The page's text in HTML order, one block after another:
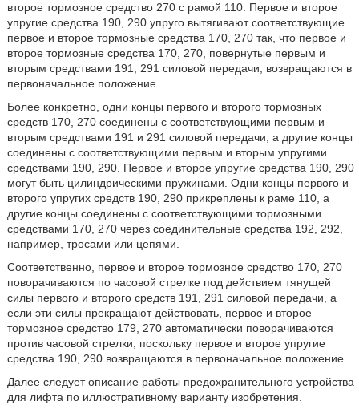
второе тормозное средство 270 с рамой 110. Первое и второе
упругие средства 190, 290 упруго вытягивают соответствующие
первое и второе тормозные средства 170, 270 так, что первое и
второе тормозные средства 170, 270, повернутые первым и
вторым средствами 191, 291 силовой передачи, возвращаются в
первоначальное положение.
Более конкретно, одни концы первого и второго тормозных
средств 170, 270 соединены с соответствующими первым и
вторым средствами 191 и 291 силовой передачи, а другие концы
соединены с соответствующими первым и вторым упругими
средствами 190, 290. Первое и второе упругие средства 190, 290
могут быть цилиндрическими пружинами. Одни концы первого и
второго упругих средств 190, 290 прикреплены к раме 110, а
другие концы соединены с соответствующими тормозными
средствами 170, 270 через соединительные средства 192, 292,
например, тросами или цепями.
Соответственно, первое и второе тормозное средство 170, 270
поворачиваются по часовой стрелке под действием тянущей
силы первого и второго средств 191, 291 силовой передачи, а
если эти силы прекращают действовать, первое и второе
тормозное средство 179, 270 автоматически поворачиваются
против часовой стрелки, поскольку первое и второе упругие
средства 190, 290 возвращаются в первоначальное положение.
Далее следует описание работы предохранительного устройства
для лифта по иллюстративному варианту изобретения.